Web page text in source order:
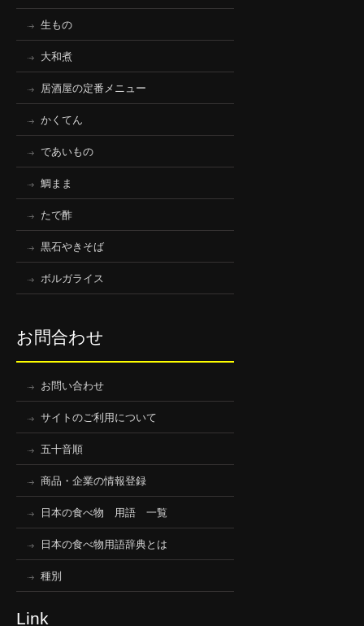
生もの
大和煮
居酒屋の定番メニュー
かくてん
であいもの
鯛まま
たで酢
黒石やきそば
ボルガライス
お問合わせ
お問い合わせ
サイトのご利用について
五十音順
商品・企業の情報登録
日本の食べ物 用語 一覧
日本の食べ物用語辞典とは
種別
Link